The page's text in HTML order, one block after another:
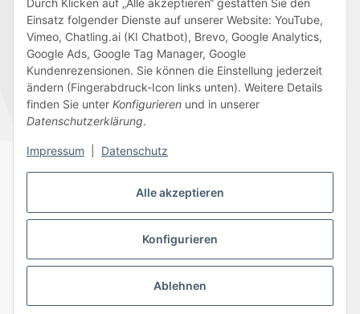
Alle akzeptieren
Konfigurieren
Ablehnen
Durch Klicken auf „Alle akzeptieren“ gestatten Sie den
Einsatz folgender Dienste auf unserer Website: YouTube,
Vimeo, Chatling.ai (KI Chatbot), Brevo, Google Analytics,
Google Ads, Google Tag Manager, Google
Kundenrezensionen. Sie können die Einstellung jederzeit
ändern (Fingerabdruck-Icon links unten). Weitere Details
finden Sie unter Konfigurieren und in unserer
Datenschutzerklärung.
Impressum Datenschutz
Wir versenden mit
Folge uns
DatenschutzAGBSitemapImpressum
BatteriegesetzhinweiseWiderrufsrecht